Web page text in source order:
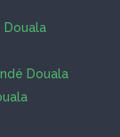
Douala
Douala